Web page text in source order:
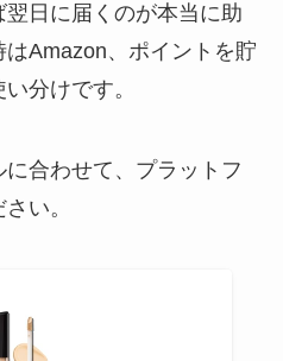
日に届くのが本当に助
Amazon、ポイントを貯
分けです。
合わせて、プラットフ
い。